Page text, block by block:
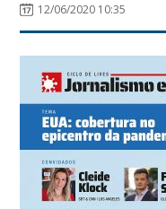
12/06/2020 10:35